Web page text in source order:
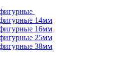
14мм
16мм
25мм
38мм